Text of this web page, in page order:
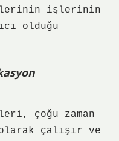
işlerinin
olduğu
çoğu zaman
çalışır ve